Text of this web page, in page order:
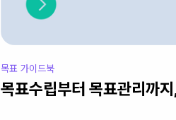
목표 가이드북
목표수립부터 목표관리까